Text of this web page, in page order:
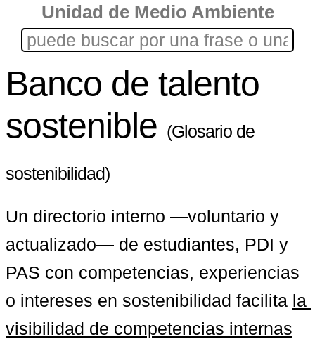
Unidad de Medio Ambiente
Banco de talento
sostenible (Glosario de
sostenibilidad)
Un directorio interno —voluntario y
actualizado— de estudiantes, PDI y
PAS con competencias, experiencias
o intereses en sostenibilidad facilita la
visibilidad de competencias internas